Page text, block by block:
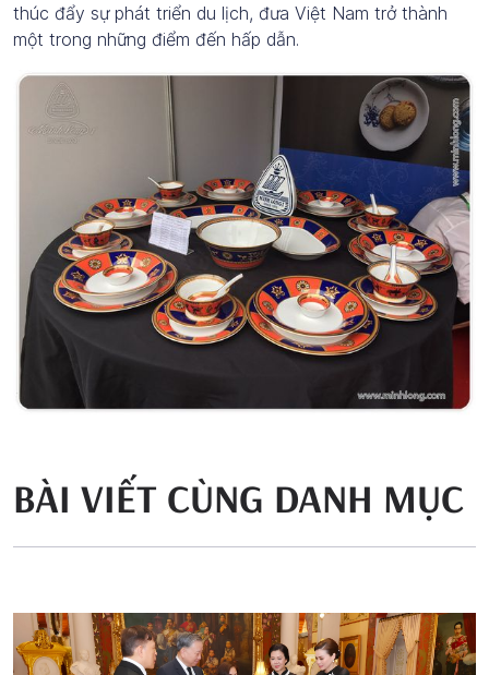
thúc đẩy sự phát triển du lịch, đưa Việt Nam trở thành
một trong những điểm đến hấp dẫn.
BÀI VIẾT CÙNG DANH MỤC